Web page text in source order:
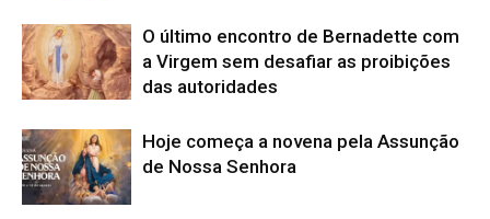
O último encontro de Bernadette com
a Virgem sem desafiar as proibições
das autoridades
Hoje começa a novena pela Assunção
de Nossa Senhora